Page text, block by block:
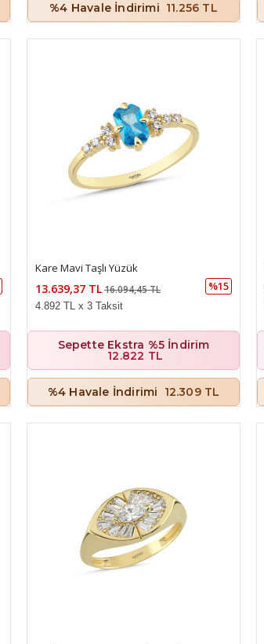
%4 Havale İndirimi 11.256 TL
Kare Mavi Taşlı Yüzük
13.639,37 TL16.094,45 TL %15
4.892 TL x 3 Taksit
Sepette Ekstra %5 İndirim
12.822 TL
%4 Havale İndirimi 12.309 TL